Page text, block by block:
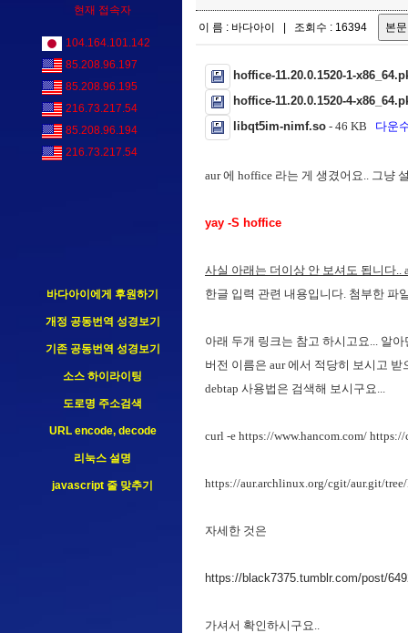
현재 접속자
104.164.101.142
85.208.96.197
85.208.96.195
216.73.217.54
85.208.96.194
216.73.217.54
바다아이에게 후원하기
개정 공동번역 성경보기
기존 공동번역 성경보기
소스 하이라이팅
도로명 주소검색
URL encode, decode
리눅스 설명
javascript 줄 맞추기
이 름 : 바다아이 | 조회수 : 16394
hoffice-11.20.0.1520-1-
hoffice-11.20.0.1520-4-
libqt5im-nimf.so - 46 KB 다운
aur 에 hoffice 라는 게 생겼어요.. 그냥
yay -S hoffice
사실 아래는 더이상 안 보셔도 됩니다..
한글 입력 관련 내용입니다. 첨부한 파
아래 두개 링크는 참고 하시고요... 알
버전 이름은 aur 에서 적당히 보시고
debtap 사용법은 검색해 보시구요...
curl -e https://www.hancom.com/
https://aur.archlinux.org/cgit/aur.git/
자세한 것은
https://black7375.tumblr.com/post/
가셔서 확인하시구요..